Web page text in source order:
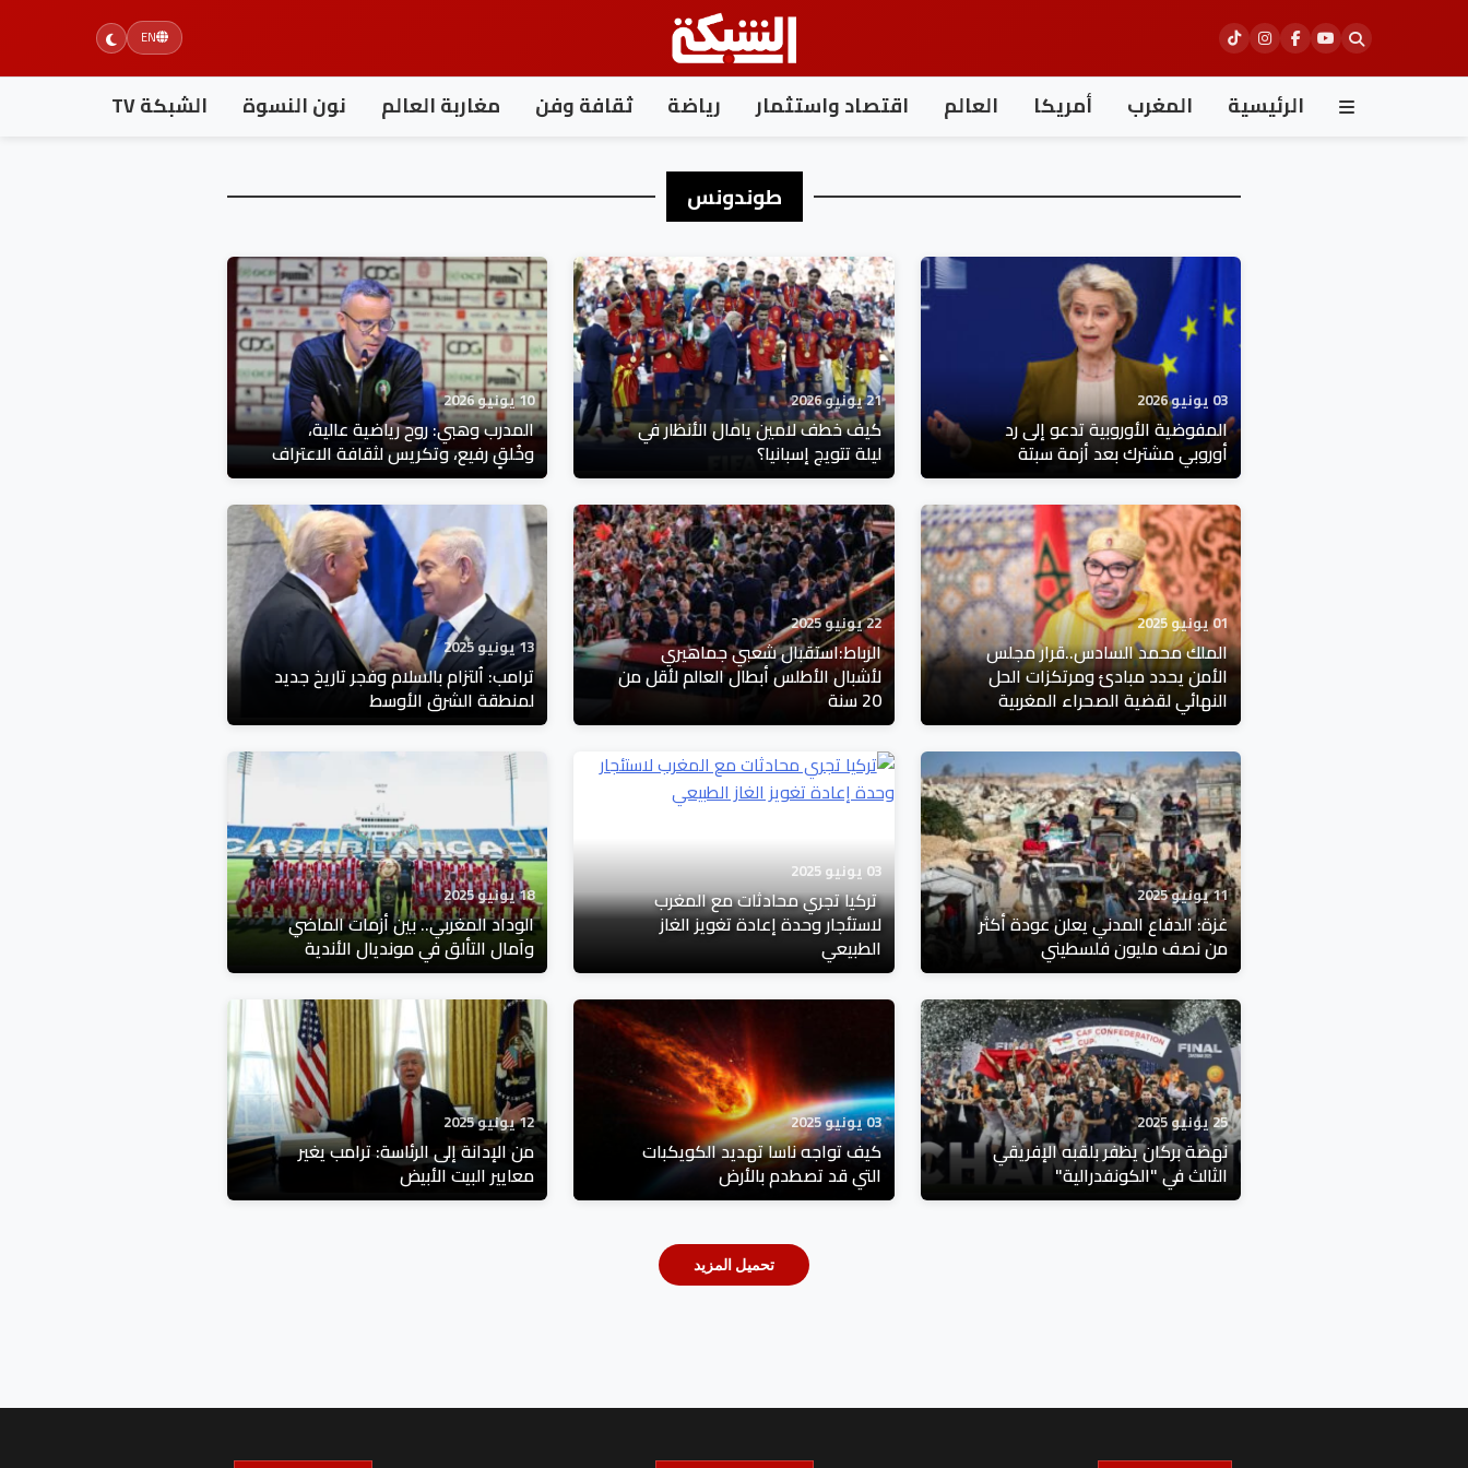
EN
الرئيسية المغرب أمريكا العالم اقتصاد واستثمار رياضة ثقافة وفن مغاربة العالم نون النسوة الشبكة TV
طوندونس
03 يونيو 2026
المفوضية الأوروبية تدعو إلى رد
أوروبي مشترك بعد أزمة سبتة
21 يونيو 2026
كيف خطف لامين يامال الأنظار في
ليلة تتويج إسبانيا؟
10 يونيو 2026
المدرب وهبي: روح رياضية عالية،
وخُلقٍ رفيع، وتكريس لثقافة الاعتراف
01 يونيو 2025
الملك محمد السادس..قرار مجلس
الأمن يحدد مبادئ ومرتكزات الحل
النهائي لقضية الصحراء المغربية
22 يونيو 2025
الرباط:استقبال شعبي جماهيري
لأشبال الأطلس أبطال العالم لأقل من
20 سنة
13 يونيو 2025
ترامب: اُلتزام بالسلام وفجر تاريخ جديد
لمنطقة الشرق الأوسط
11 يونيو 2025
غزة: الدفاع المدني يعلن عودة أكثر
من نصف مليون فلسطيني
03 يونيو 2025
تركيا تجري محادثات مع المغرب
لاستئجار وحدة إعادة تغويز الغاز
الطبيعي
18 يونيو 2025
الوداد المغربي.. بين أزمات الماضي
وآمال التألق في مونديال الأندية
25 يونيو 2025
نهضة بركان يظفر بلقبه الإفريقي
الثالث في "الكونفدرالية"
03 يونيو 2025
كيف تواجه ناسا تهديد الكويكبات
التي قد تصطدم بالأرض
12 يونيو 2025
من الإدانة إلى الرئاسة: ترامب يغير
معايير البيت الأبيض
تحميل المزيد